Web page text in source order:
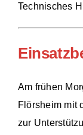
Technisches
Am frühen
Flörsheim mit
zur